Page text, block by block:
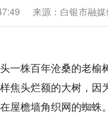
来源：白银市融
一株百年沧桑的老
头烂额的大树，
檐墙角织网的蜘